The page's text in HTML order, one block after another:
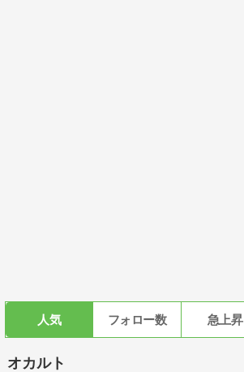
人気 フォロー数 急上昇
オカルト